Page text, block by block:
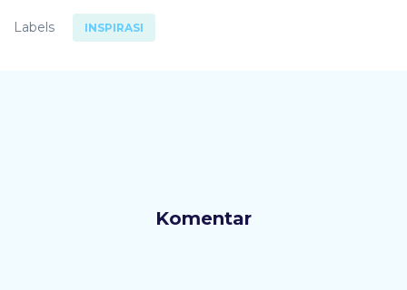
Labels INSPIRASI
Komentar